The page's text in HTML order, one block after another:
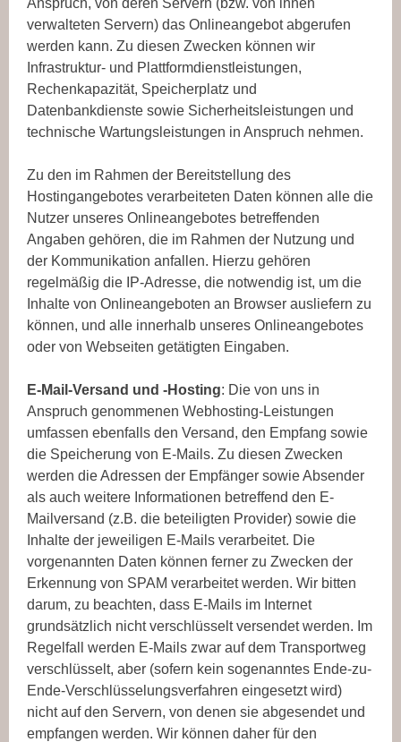
Anspruch, von deren Servern (bzw. von ihnen
verwalteten Servern) das Onlineangebot abgerufen
werden kann. Zu diesen Zwecken können wir
Infrastruktur- und Plattformdienstleistungen,
Rechenkapazität, Speicherplatz und
Datenbankdienste sowie Sicherheitsleistungen und
technische Wartungsleistungen in Anspruch nehmen.
Zu den im Rahmen der Bereitstellung des
Hostingangebotes verarbeiteten Daten können alle die
Nutzer unseres Onlineangebotes betreffenden
Angaben gehören, die im Rahmen der Nutzung und
der Kommunikation anfallen. Hierzu gehören
regelmäßig die IP-Adresse, die notwendig ist, um die
Inhalte von Onlineangeboten an Browser ausliefern zu
können, und alle innerhalb unseres Onlineangebotes
oder von Webseiten getätigten Eingaben.
E-Mail-Versand und -Hosting: Die von uns in
Anspruch genommenen Webhosting-Leistungen
umfassen ebenfalls den Versand, den Empfang sowie
die Speicherung von E-Mails. Zu diesen Zwecken
werden die Adressen der Empfänger sowie Absender
als auch weitere Informationen betreffend den E-
Mailversand (z.B. die beteiligten Provider) sowie die
Inhalte der jeweiligen E-Mails verarbeitet. Die
vorgenannten Daten können ferner zu Zwecken der
Erkennung von SPAM verarbeitet werden. Wir bitten
darum, zu beachten, dass E-Mails im Internet
grundsätzlich nicht verschlüsselt versendet werden. Im
Regelfall werden E-Mails zwar auf dem Transportweg
verschlüsselt, aber (sofern kein sogenanntes Ende-zu-
Ende-Verschlüsselungsverfahren eingesetzt wird)
nicht auf den Servern, von denen sie abgesendet und
empfangen werden. Wir können daher für den